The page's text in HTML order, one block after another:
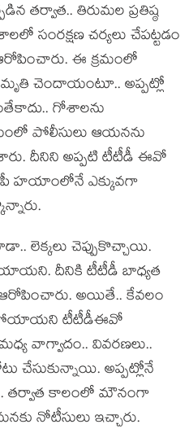
త‌ర్వాత‌.. తిరుమ‌ల ప్ర‌తిష్ఠ
సంర‌క్ష‌ణ చ‌ర్య‌లు చేప‌ట్ట‌డం
ఈ క్ర‌మంలో
చెందాయంటూ.. అప్ప‌ట్లో
గోశాల‌ను
పోలీసులు ఆయ‌న‌ను
దీనిని అప్ప‌టి టీటీడీ ఈవో
హ‌యాంలోనే ఎక్కువ‌గా
లెక్క‌లు చెప్పుకొచ్చాయి.
దీనికి టీటీడీ బాధ్య‌త
అయితే.. కేవ‌లం
టీటీడీఈవో
వాగ్వాదం.. వివ‌ర‌ణ‌లు..
చేసుకున్నాయి. అప్ప‌ట్లోనే
త‌ర్వాత కాలంలో మౌనంగా
నోటీసులు ఇచ్చారు.